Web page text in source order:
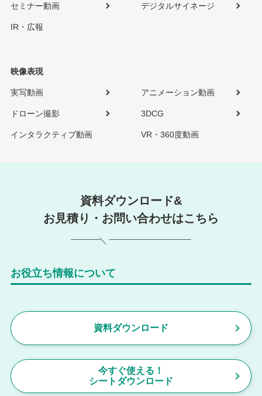
セミナー動画 デジタルサイネージ
IR・広報
映像表現
実写動画 アニメーション動画
ドローン撮影 3DCG
インタラクティブ動画 VR・360度動画
資料ダウンロード&
お見積り・お問い合わせはこちら
お役立ち情報について
資料ダウンロード
今すぐ使える！
シートダウンロード